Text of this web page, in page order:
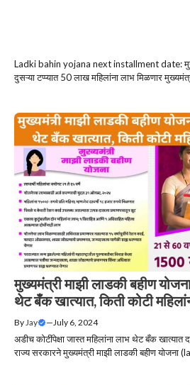
Ladki bahin yojana next installment date:
दुसऱ्या टप्प्यात 50 लाख महिलांना लाभ मिळणार
मुख्यमंत्री माझी लाडकी बहीण
थेट बँक खात्यात, किती कोटी
By Jay — July 6, 2024
अडीच कोटींपेक्षा जास्त महिलांना लाभ थेट बँक खात्यात
राज्य सरकारने मुख्यमंत्री माझी लाडकी बहीण